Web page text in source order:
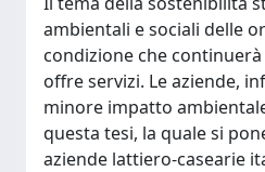
ambientali e sociali delle
condizione che
offre servizi. Le aziende,
minore impatto
questa tesi, la quale si
aziende lattiero-casearie